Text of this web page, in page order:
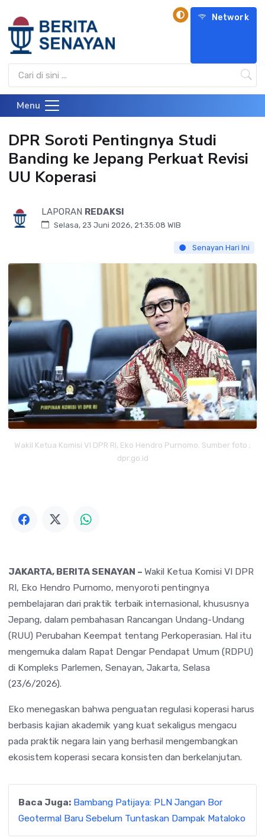
Network
Menu
DPR Soroti Pentingnya Studi
Banding ke Jepang Perkuat Revisi
UU Koperasi
LAPORAN REDAKSI
Selasa, 23 Juni 2026, 21:35:08 WIB
Senayan Hari Ini
Wakil Ketua Komisi VI DPR RI, Eko Hendro Purnomo. Sumber foto ;
dpr.go.id
JAKARTA, BERITA SENAYAN – Wakil Ketua Komisi VI DPR
RI, Eko Hendro Purnomo, menyoroti pentingnya
pembelajaran dari praktik terbaik internasional, khususnya
Jepang, dalam pembahasan Rancangan Undang-Undang
(RUU) Perubahan Keempat tentang Perkoperasian. Hal itu
mengemuka dalam Rapat Dengar Pendapat Umum (RDPU)
di Kompleks Parlemen, Senayan, Jakarta, Selasa
(23/6/2026).
Eko menegaskan bahwa penguatan regulasi koperasi harus
berbasis kajian akademik yang kuat sekaligus mengacu
pada praktik negara lain yang berhasil mengembangkan
ekosistem koperasi secara konsisten dan berkelanjutan.
Baca Juga: Bambang Patijaya: PLN Jangan Bor
Geotermal Baru Sebelum Tuntaskan Dampak Mataloko